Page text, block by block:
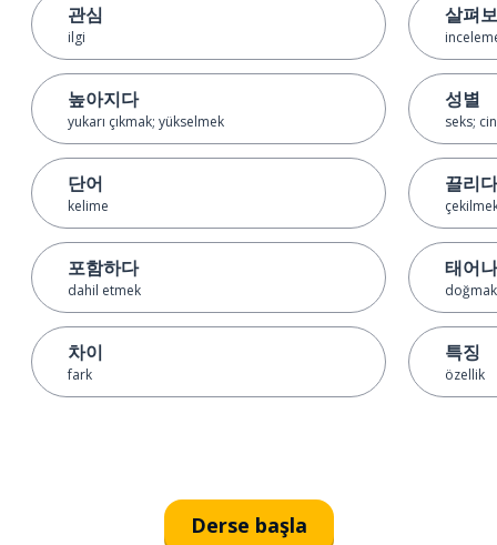
관심
ilgi
높아지다
yukarı çıkmak; yükselmek
단어
kelime
포함하다
dahil etmek
차이
fark
살펴
성별
seks;
끌리다
태어
doğmak
특징
özellik
Derse başla